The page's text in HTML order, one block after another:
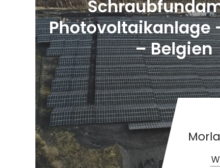
Photovoltaikanlage
– Belgien